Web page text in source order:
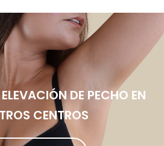
DE PECHO EN
CENTROS